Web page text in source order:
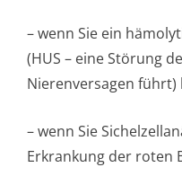
– wenn Sie ein
(HUS – eine Störung
Nierenversagen führt)
– wenn Sie
Erkrankung der roten